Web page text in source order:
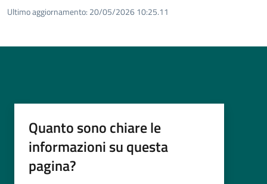
Ultimo aggiornamento: 20/05/2026 10:25.11
Quanto sono chiare le
informazioni su questa
pagina?